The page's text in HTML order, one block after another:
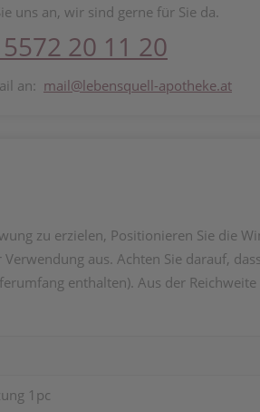
uns an, wir sind gerne für Sie da.
20 11 20
an: mail@lebensquell-apotheke.at
zu erzielen, Positionieren Sie die
aus. Achten Sie darauf,
enthalten). Aus der
1pc